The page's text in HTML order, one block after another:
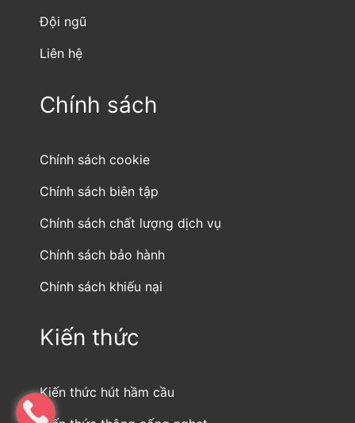
Đội ngũ
Liên hệ
Chính sách
Chính sách cookie
Chính sách biên tập
Chính sách chất lượng dịch vụ
Chính sách bảo hành
Chính sách khiếu nại
Kiến thức
Kiến thức hút hầm cầu